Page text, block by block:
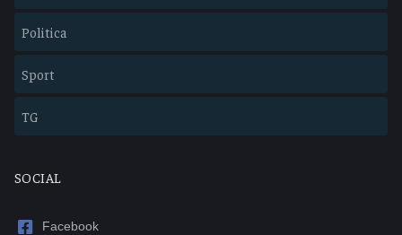
Politica
Sport
TG
SOCIAL
Facebook